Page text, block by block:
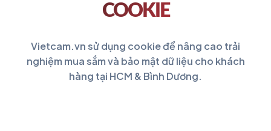
COOKIE
Vietcam.vn sử dụng cookie để nâng cao trải
nghiệm mua sắm và bảo mật dữ liệu cho khách
hàng tại HCM & Bình Dương.